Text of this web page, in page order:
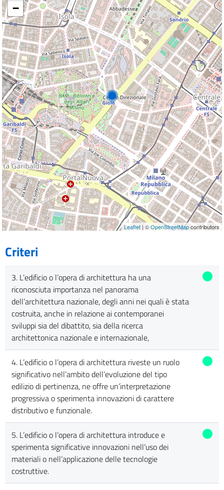
−
Leaflet | ©OpenStreetMapcontributors
Criteri
3. L’edificio o l’opera di architettura ha una
riconosciuta importanza nel panorama
dell’architettura nazionale, degli anni nei quali è stata
costruita, anche in relazione ai contemporanei
sviluppi sia del dibattito, sia della ricerca
architettonica nazionale e internazionale,
4. L’edificio o l’opera di architettura riveste un ruolo
significativo nell’ambito dell’evoluzione del tipo
edilizio di pertinenza, ne offre un’interpretazione
progressiva o sperimenta innovazioni di carattere
distributivo e funzionale.
5. L’edificio o l’opera di architettura introduce e
sperimenta significative innovazioni nell’uso dei
materiali o nell’applicazione delle tecnologie
costruttive.